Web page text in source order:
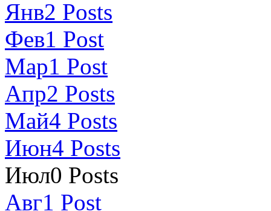
Янв2 Posts
Фев1 Post
Мар1 Post
Апр2 Posts
Май4 Posts
Июн4 Posts
Июл0 Posts
Авг1 Post